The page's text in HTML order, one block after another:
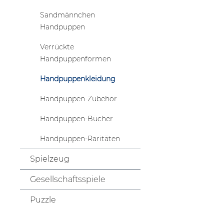
Sandmännchen
Handpuppen
Verrückte
Handpuppenformen
Handpuppenkleidung
Handpuppen-Zubehör
Handpuppen-Bücher
Handpuppen-Raritäten
Spielzeug
Gesellschaftsspiele
Puzzle